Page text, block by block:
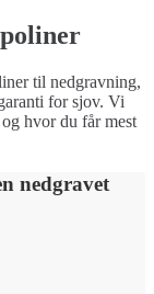
til nedgravning,
for sjov. Vi
hvor du får mest
nedgravet